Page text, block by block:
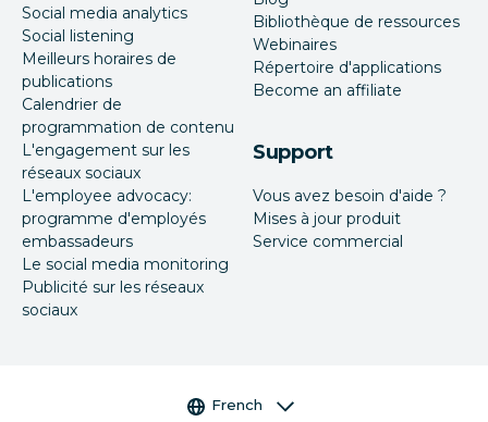
Social media analytics
Social listening
Meilleurs horaires de
publications
Calendrier de
programmation de contenu
L'engagement sur les
réseaux sociaux
L'employee advocacy:
programme d'employés
embassadeurs
Le social media monitoring
Publicité sur les réseaux
sociaux
Bibliothèque de ressources
Webinaires
Répertoire d'applications
Become an affiliate
Support
Vous avez besoin d'aide ?
Mises à jour produit
Service commercial
Sélecteur de langue
French